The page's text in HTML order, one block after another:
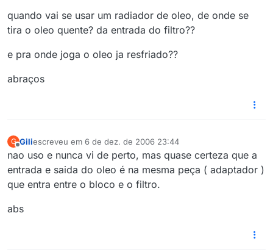
quando vai se usar um radiador de oleo, de onde se
tira o oleo quente? da entrada do filtro??
e pra onde joga o oleo ja resfriado??
abraços
G Giliescreveu em 6 de dez. de 2006 23:44
última edição por
nao uso e nunca vi de perto, mas quase certeza que a
entrada e saida do oleo é na mesma peça ( adaptador )
que entra entre o bloco e o filtro.
abs